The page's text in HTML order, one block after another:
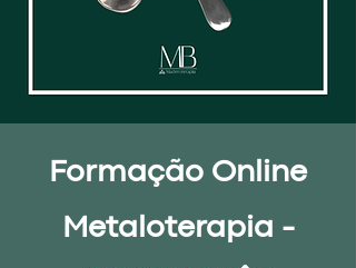
Formação Online
Metaloterapia -